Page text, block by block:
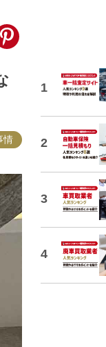
情